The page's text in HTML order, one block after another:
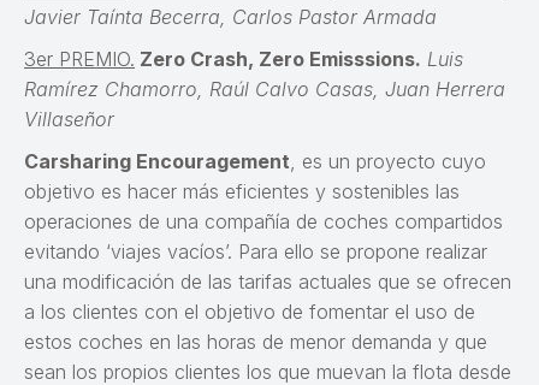
Javier Taínta Becerra, Carlos Pastor Armada
3er PREMIO. Zero Crash, Zero Emisssions. Luis
Ramírez Chamorro, Raúl Calvo Casas, Juan Herrera
Villaseñor
Carsharing Encouragement, es un proyecto cuyo
objetivo es hacer más eficientes y sostenibles las
operaciones de una compañía de coches compartidos
evitando ‘viajes vacíos’. Para ello se propone realizar
una modificación de las tarifas actuales que se ofrecen
a los clientes con el objetivo de fomentar el uso de
estos coches en las horas de menor demanda y que
sean los propios clientes los que muevan la flota desde